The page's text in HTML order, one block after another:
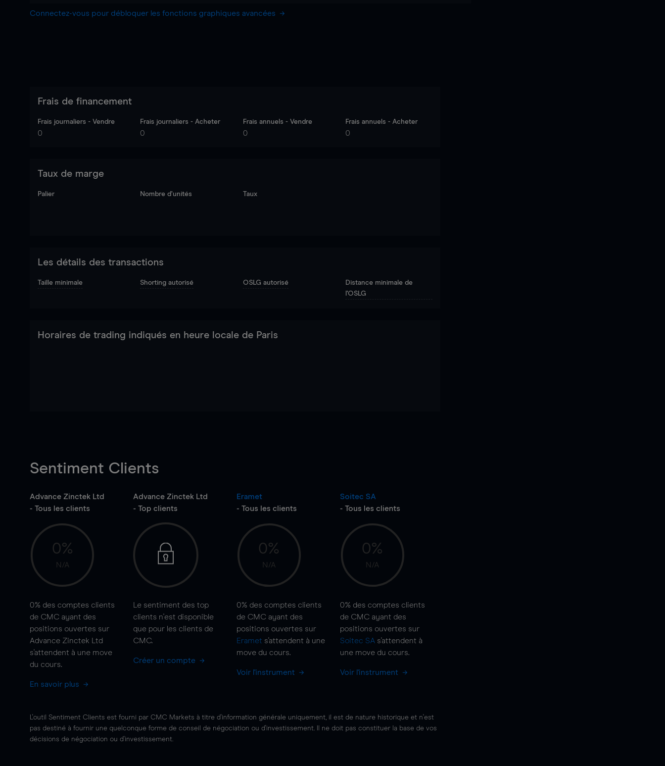
Connectez-vous pour débloquer les fonctions graphiques avancées
Frais de financement
Frais journaliers - Vendre
0
Frais journaliers - Acheter
0
Frais annuels - Vendre
0
Frais annuels - Acheter
0
Taux de marge
Palier Nombre d’unités Taux
Les détails des transactions
Taille minimale Shorting autorisé OSLG autorisé
Distance minimale de
l'OSLG
Horaires de trading indiqués en heure locale de Paris
Sentiment Clients
Advance Zinctek Ltd
- Tous les clients
0%
N/A
0% des comptes clients
de CMC ayant des
positions ouvertes sur
Advance Zinctek Ltd
s'attendent à une move
du cours.
En savoir plus
Advance Zinctek Ltd
- Top clients
Le sentiment des top
clients n'est disponible
que pour les clients de
CMC.
Créer un compte
Eramet
- Tous les clients
0%
N/A
0% des comptes clients
de CMC ayant des
positions ouvertes sur
Eramet s'attendent à une
move du cours.
Voir l'instrument
Soitec SA
- Tous les clients
0%
N/A
0% des comptes clients
de CMC ayant des
positions ouvertes sur
Soitec SA s'attendent à
une move du cours.
Voir l'instrument
L'outil Sentiment Clients est fourni par CMC Markets à titre d'information générale uniquement, il est de nature historique et n'est
pas destiné à fournir une quelconque forme de conseil de négociation ou d'investissement. Il ne doit pas constituer la base de vos
décisions de négociation ou d'investissement.